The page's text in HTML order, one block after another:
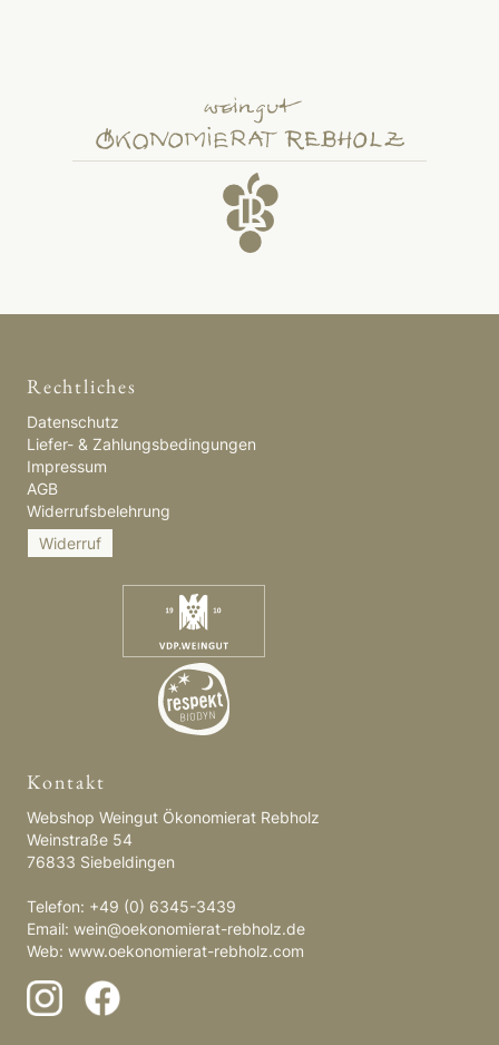
Rechtliches
Datenschutz
Liefer- & Zahlungsbedingungen
Impressum
AGB
Widerrufsbelehrung
Widerruf
Kontakt
Webshop Weingut Ökonomierat Rebholz
Weinstraße 54
76833 Siebeldingen
Telefon: +49 (0) 6345-3439
Email: wein@oekonomierat-rebholz.de
Web: www.oekonomierat-rebholz.com